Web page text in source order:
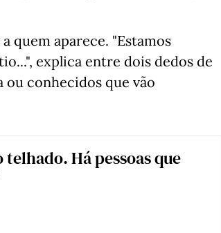
quem aparece. "Estamos
explica entre dois dedos de
ou conhecidos que vão
telhado. Há pessoas que